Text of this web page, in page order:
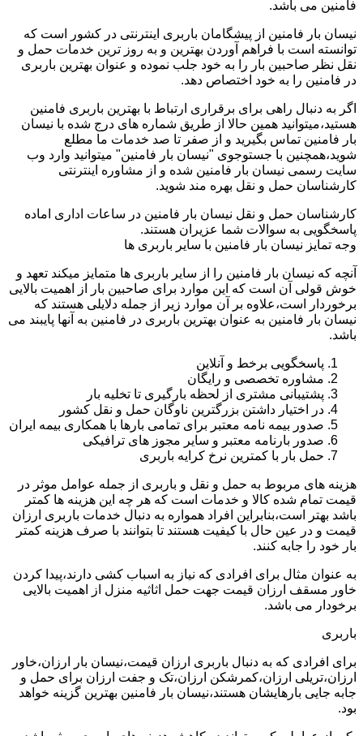
فامنین می باشد.
نیسان بار فامنین از پیشگامان باربری اینترنتی در کشور است که
توانسته است با فراهم آوردن بهترین و به روز ترین خدمات حمل و
نقل نظر صاحبین بار را به خود جلب نموده و عنوان بهترین باربری
در فامنین را به خود اختصاص دهد.
اگر به دنبال راهی برای برقراری ارتباط با بهترین باربری فامنین
هستید،میتوانید همین حالا از طریق شماره های درج شده با نیسان
بار فامنین تماس بگیرید و از صفر تا صد خدمات ما مطلع
شوید،همچنین با جستوجوی "نیسان بار فامنین" میتوانید وارد وب
سایت رسمی نیسان بار فامنین شده و از مشاوره اینترنتی
کارشناسان حمل و نقل بهره مند شوید.
کارشناسان حمل و نقل نیسان بار فامنین در ساعات اداری اماده
پاسخگویی به سوالات شما عزیران هستند.
وجه تمایز نیسان بار فامنین با سایر باربری ها
آنچه که نیسان بار فامنین را از سایر باربری ها متمایز میکند تعهد و
خوش قولی آن است که این موارد برای صاحبین بار از اهمیت بالایی
برخوردار است،علاوه بر آن موارد زیر از جمله دلایلی هستند که
نیسان بار فامنین به عنوان بهترین باربری در فامنین به آنها پایبند می
باشد.
پاسخگویی برخط و آنلاین
مشاوره تخصصی و رایگان
پشتیبانی مشتری از لحظه بارگیری تا تخلیه بار
در اختیار داشتن بزرگترین ناوگان حمل و نقل کشور
صدور بیمه نامه معتبر برای تمامی بارها با همکاری بیمه ایران
صدور بارنامه معتبر و سایر مجوز های ترافیکی
حمل بار با کمترین نرخ کرایه باربری
هزینه های مربوط به حمل و نقل و باربری از جمله عوامل موثر در
قیمت تمام شده کالا و خدمات است که هر چه این هزینه ها کمتر
باشد بهتر است،بنابراین افراد همواره به دنبال خدمات باربری ارزان
قیمت و در عین حال با کیفیت هستند تا بتوانند با صرف هزینه کمتر
بار خود را جابه کنند.
به عنوان مثال برای افرادی که نیاز به اسباب کشی دارند،پیدا کردن
خاور مسقف ارزان قیمت جهت حمل اثاثیه منزل از اهمیت بالایی
برخودار می باشد.
باربری
برای افرادی که به دنبال باربری ارزان قیمت،نیسان بار ارزان،خاور
ارزان،تریلی ارزان،کمرشکن ارزان،تک و جفت ارزان برای حمل و
جابه جایی بارهایشان هستند،نیسان بار فامنین بهترین گزینه خواهد
بود.